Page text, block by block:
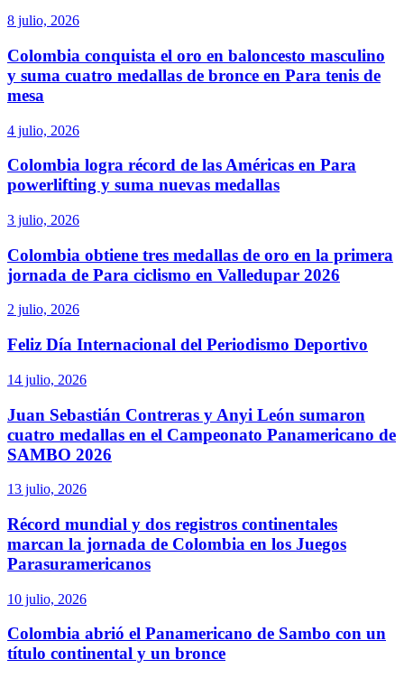
8 julio, 2026
Colombia conquista el oro en baloncesto masculino
y suma cuatro medallas de bronce en Para tenis de
mesa
4 julio, 2026
Colombia logra récord de las Américas en Para
powerlifting y suma nuevas medallas
3 julio, 2026
Colombia obtiene tres medallas de oro en la primera
jornada de Para ciclismo en Valledupar 2026
2 julio, 2026
Feliz Día Internacional del Periodismo Deportivo
14 julio, 2026
Juan Sebastián Contreras y Anyi León sumaron
cuatro medallas en el Campeonato Panamericano de
SAMBO 2026
13 julio, 2026
Récord mundial y dos registros continentales
marcan la jornada de Colombia en los Juegos
Parasuramericanos
10 julio, 2026
Colombia abrió el Panamericano de Sambo con un
título continental y un bronce